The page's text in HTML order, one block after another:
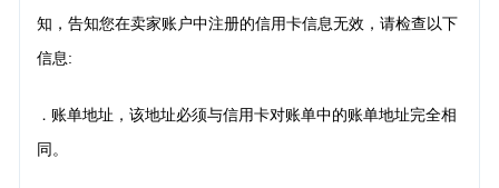
知，告知您在卖家账户中注册的信用卡信息无效，请检查以下
信息:
． 账单地址，该地址必须与信用卡对账单中的账单地址完全相
同。